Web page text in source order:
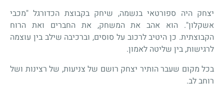
יצחק היה ספורטאי בנשמה, שיחק בקבוצת הכדורגל "מכבי
אשקלון". הוא אהב את המשחק, את החברים ואת הרוח
הקבוצתית. כן היטיב לרכוב על סוסים, וברכיבה שילב בין עוצמה
לרגישות, בין שליטה לאמון.
בכל מקום שעבר הותיר יצחק רושם של צניעות, של רצינות ושל
רוחב לב.